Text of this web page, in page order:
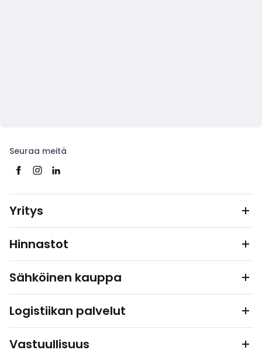
Seuraa meitä
Yritys
Hinnastot
Sähköinen kauppa
Logistiikan palvelut
Vastuullisuus